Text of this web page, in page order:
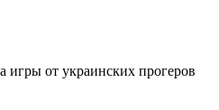
игры от украинских прогеров